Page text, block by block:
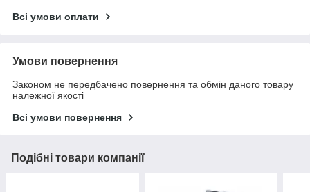
Всі умови оплати
Умови повернення
Законом не передбачено повернення та обмін даного товару
належної якості
Всі умови повернення
Подібні товари компанії